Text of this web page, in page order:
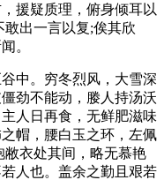
援疑质理，俯身倾耳以
出一言以复;俟其欣
。
中。穷冬烈风，大雪深
劲不能动，媵人持汤沃
人日再食，无鲜肥滋味
帽，腰白玉之环，左佩
敝衣处其间，略无慕艳
人也。盖余之勤且艰若